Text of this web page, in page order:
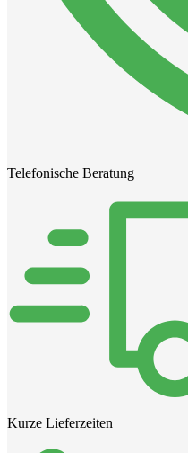
Telefonische Beratung
Kurze Lieferzeiten